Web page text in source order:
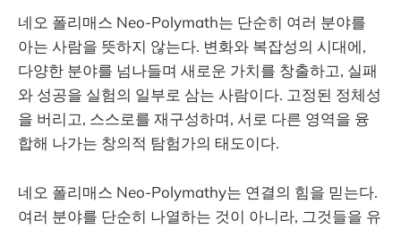
네오 폴리매스 Neo-Polymath는 단순히 여러 분야를
아는 사람을 뜻하지 않는다. 변화와 복잡성의 시대에,
다양한 분야를 넘나들며 새로운 가치를 창출하고, 실패
와 성공을 실험의 일부로 삼는 사람이다. 고정된 정체성
을 버리고, 스스로를 재구성하며, 서로 다른 영역을 융
합해 나가는 창의적 탐험가의 태도이다.
네오 폴리매스 Neo-Polymathy는 연결의 힘을 믿는다.
여러 분야를 단순히 나열하는 것이 아니라, 그것들을 유